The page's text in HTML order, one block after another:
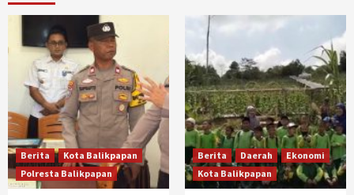
Berita
Kota Balikpapan
Polresta Balikpapan
Berita Daerah
Ekonomi
Kota Balikpapan